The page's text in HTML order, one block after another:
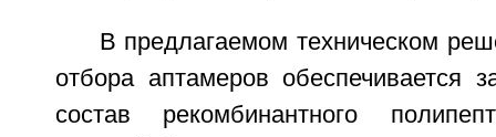
В предлагаемом техническом
отбора аптамеров обеспечивается
состав рекомбинантного